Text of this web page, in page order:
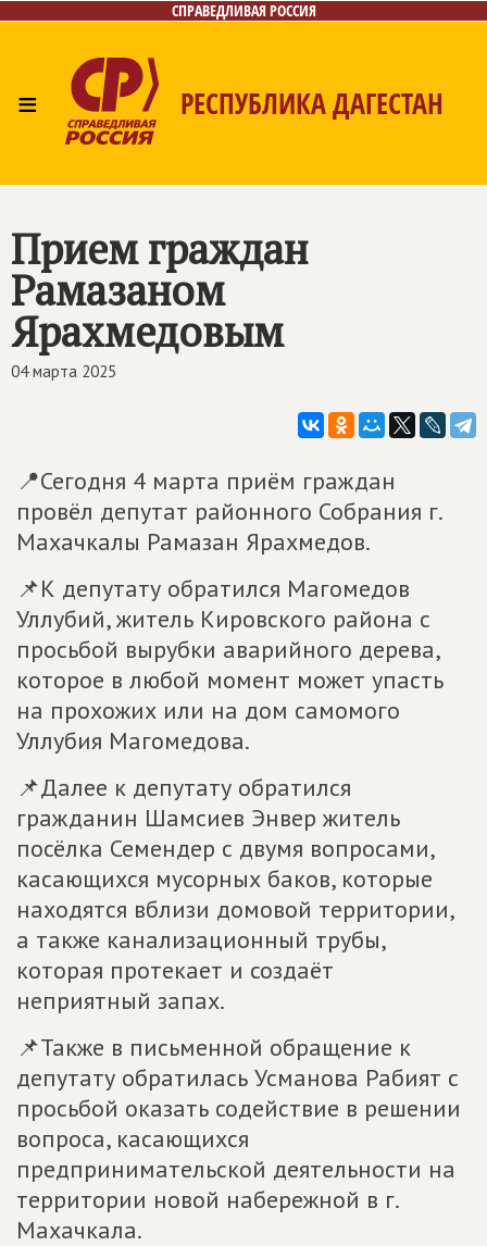
СПРАВЕДЛИВАЯ РОССИЯ
≡ РЕСПУБЛИКА ДАГЕСТАН
Прием граждан
Рамазаном
Ярахмедовым
04 марта 2025
📍Сегодня 4 марта приём граждан
провёл депутат районного Собрания г.
Махачкалы Рамазан Ярахмедов.
📌К депутату обратился Магомедов
Уллубий, житель Кировского района с
просьбой вырубки аварийного дерева,
которое в любой момент может упасть
на прохожих или на дом самомого
Уллубия Магомедова.
📌Далее к депутату обратился
гражданин Шамсиев Энвер житель
посёлка Семендер с двумя вопросами,
касающихся мусорных баков, которые
находятся вблизи домовой территории,
а также канализационный трубы,
которая протекает и создаёт
неприятный запах.
📌Также в письменной обращение к
депутату обратилась Усманова Рабият с
просьбой оказать содействие в решении
вопроса, касающихся
предпринимательской деятельности на
территории новой набережной в г.
Махачкала.